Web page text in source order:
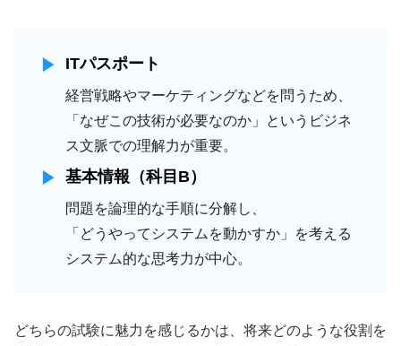
ITパスポート
経営戦略やマーケティングなどを問うため、
「なぜこの技術が必要なのか」というビジネ
ス文脈での理解力が重要。
基本情報（科目B）
問題を論理的な手順に分解し、
「どうやってシステムを動かすか」を考える
システム的な思考力が中心。
どちらの試験に魅力を感じるかは、将来どのような役割を